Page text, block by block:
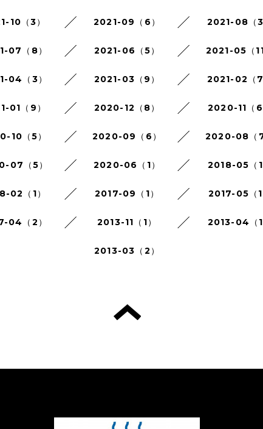
10（3） 2021-09（6） 2021-08（3
07（8） 2021-06（5） 2021-05（11
04（3） 2021-03（9） 2021-02（7
01（9） 2020-12（8） 2020-11（6
10（5） 2020-09（6） 2020-08（7
07（5） 2020-06（1） 2018-05（1
02（1） 2017-09（1） 2017-05（1
04（2） 2013-11（1） 2013-04（1
2013-03（2）